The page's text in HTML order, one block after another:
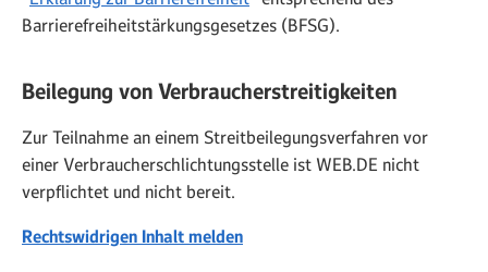
Barrierefreiheitstärkungsgesetzes (BFSG).
Beilegung von Verbraucherstreitigkeiten
Zur Teilnahme an einem Streitbeilegungsverfahren vor
einer Verbraucherschlichtungsstelle ist WEB.DE nicht
verpflichtet und nicht bereit.
Rechtswidrigen Inhalt melden